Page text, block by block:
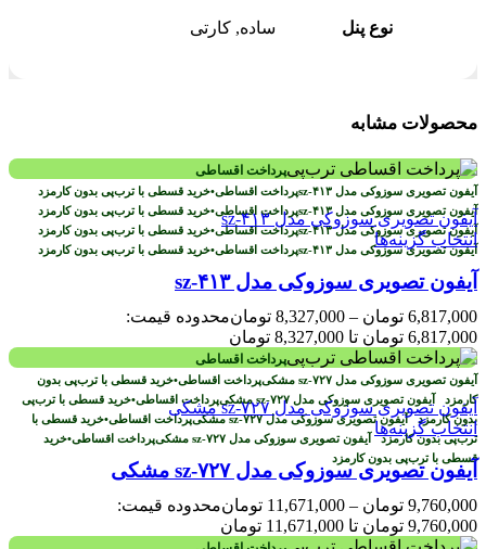
نوع پنل ساده, کارتی
محصولات مشابه
پرداخت اقساطی
پرداخت اقساطی•خرید قسطی با ترب‌پی بدون کارمزد
پرداخت اقساطی•خرید قسطی با ترب‌پی بدون کارمزد
پرداخت اقساطی•خرید قسطی با ترب‌پی بدون کارمزد
پرداخت اقساطی•خرید قسطی با ترب‌پی بدون کارمزد
انتخاب گزینه‌ها
آیفون تصویری سوزوکی مدل sz-۴۱۳
6,817,000 تومان –
8,327,000 تومانمحدوده قیمت:
6,817,000 تومان تا 8,327,000 تومان
پرداخت اقساطی
پرداخت اقساطی•خرید قسطی با ترب‌پی بدون
کارمزد
پرداخت اقساطی•خرید قسطی با ترب‌پی
بدون کارمزد
پرداخت اقساطی•خرید قسطی با
ترب‌پی بدون کارمزد
پرداخت اقساطی•خرید
قسطی با ترب‌پی بدون کارمزد
انتخاب گزینه‌ها
آیفون تصویری سوزوکی مدل sz-۷۲۷ مشکی
9,760,000 تومان –
11,671,000 تومانمحدوده قیمت:
9,760,000 تومان تا 11,671,000 تومان